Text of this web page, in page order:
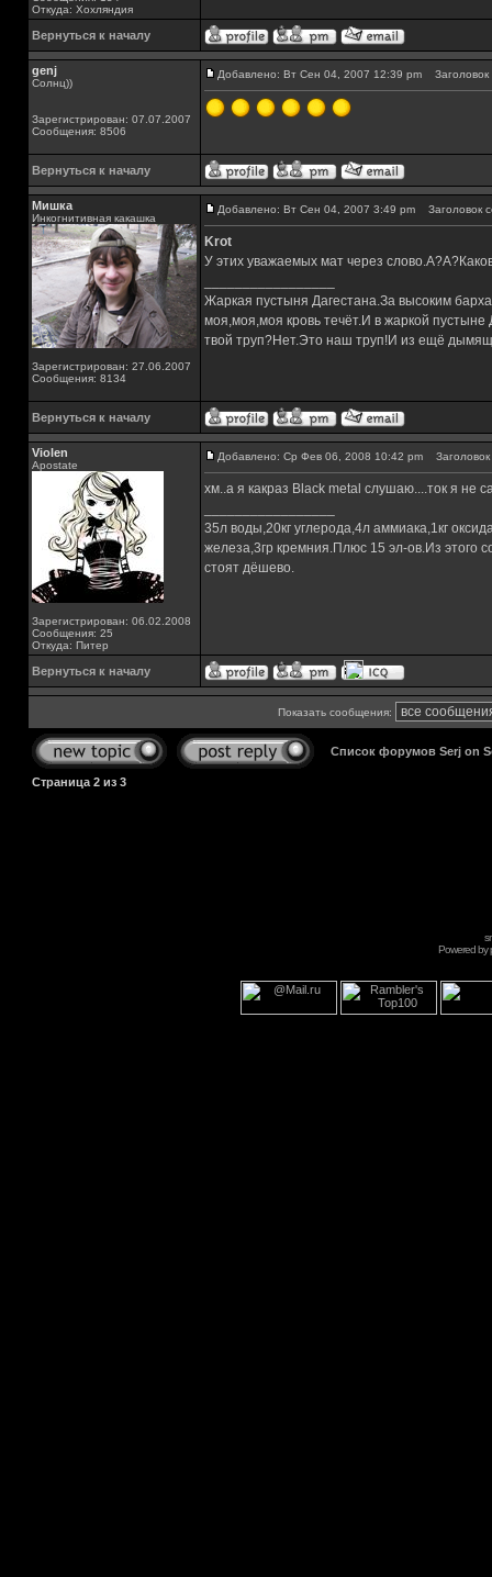
Откуда: Хохляндия
Вернуться к началу
genj
Солнц))
Зарегистрирован: 07.07.2007
Сообщения: 8506
Добавлено: Вт Сен 04, 2007 12:39 pm
Вернуться к началу
Мишка
Инкогнитивная какашка
Зарегистрирован: 27.06.2007
Сообщения: 8134
Добавлено: Вт Сен 04, 2007 3:49 pm Заголовок
Krot
У этих уважаемых мат через
Жаркая пустыня Дагестана.За высоким
моя,моя,моя кровь течёт.И в жаркой
твой труп?Нет.Это наш труп!И из ещё
Вернуться к началу
Violen
Apostate
Зарегистрирован: 06.02.2008
Сообщения: 25
Откуда: Питер
Добавлено: Ср Фев 06, 2008 10:42 pm
хм..а я какраз Black metal слушаю....ток я не
35л воды,20кг углерода,4л аммиака,1кг
железа,3гр кремния.Плюс 15 эл-ов.Из этого
стоят дёшево.
Вернуться к началу
Показать сообщения:
Список форумов Serj on
Страница 2 из 3
Powered by